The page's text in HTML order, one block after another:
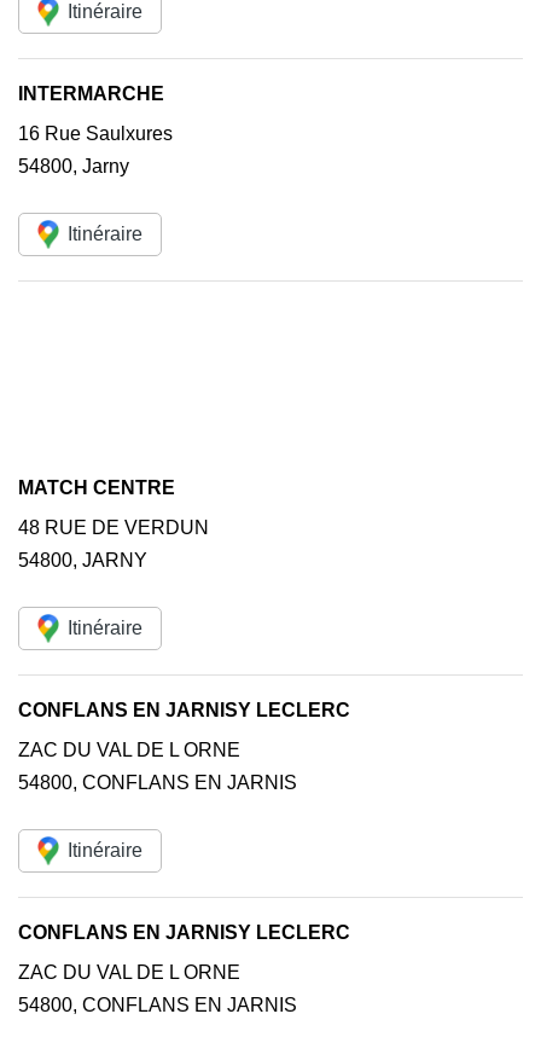
Itinéraire
INTERMARCHE
16 Rue Saulxures
54800, Jarny
Itinéraire
MATCH CENTRE
48 RUE DE VERDUN
54800, JARNY
Itinéraire
CONFLANS EN JARNISY LECLERC
ZAC DU VAL DE L ORNE
54800, CONFLANS EN JARNIS
Itinéraire
CONFLANS EN JARNISY LECLERC
ZAC DU VAL DE L ORNE
54800, CONFLANS EN JARNIS